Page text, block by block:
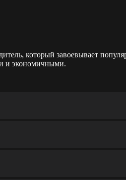
который завоевывает
и экономичными.